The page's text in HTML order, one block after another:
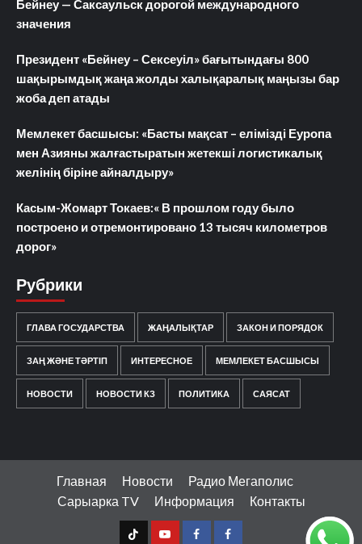
Бейнеу — Саксаульск дорогой международного
значения
Президент «Бейнеу – Сексеуіл» бағытындағы 800
шақырымдық жаңа жолды халықаралық маңызы бар
жоба деп атады
Мемлекет басшысы: «Басты мақсат – елімізді Еуропа
мен Азияны жалғастыратын жетекші логистикалық
желінің біріне айналдыру»
Касым-Жомарт Токаев:« В прошлом году было
построено и отремонтировано 13 тысяч километров
дорог»
Рубрики
ГЛАВА ГОСУДАРСТВА ЖАҢАЛЫҚТАР ЗАКОН И ПОРЯДОК
ЗАҢ ЖӘНЕ ТӘРТІП ИНТЕРЕСНОЕ МЕМЛЕКЕТ БАСШЫСЫ
НОВОСТИ НОВОСТИ КЗ ПОЛИТИКА САЯСАТ
Главная Новости
Радио Мегаполис
Сарыарка TV
Информация Контакты